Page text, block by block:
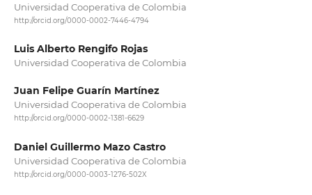
Universidad Cooperativa de Colombia
http://orcid.org/0000-0002-7446-4794
Luis Alberto Rengifo Rojas
Universidad Cooperativa de Colombia
Juan Felipe Guarín Martínez
Universidad Cooperativa de Colombia
http://orcid.org/0000-0002-1381-6629
Daniel Guillermo Mazo Castro
Universidad Cooperativa de Colombia
http://orcid.org/0000-0003-1276-502X